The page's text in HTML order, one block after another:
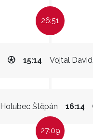
26:51
Vojtal David
15:14
Holubec Štěpán 16:14
27:09